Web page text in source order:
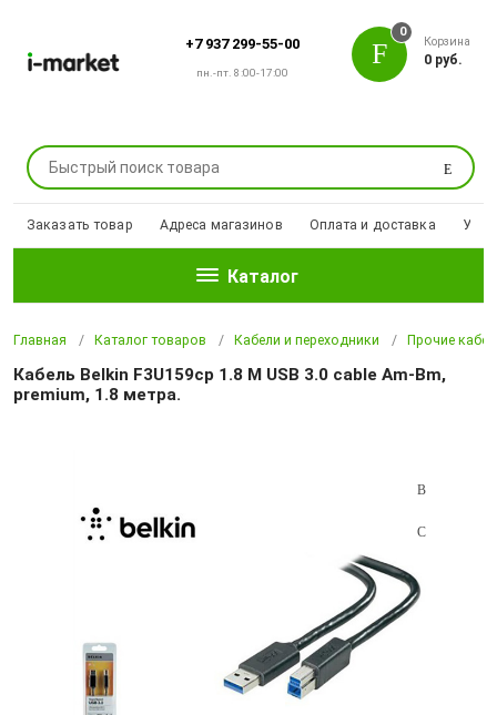
+7 937 299-55-00
пн.-пт. 8:00-17:00
Поиск
0
Корзина
0 руб.
Заказать товар Адреса магазинов Оплата и доставка
Каталог
Главная Каталог товаров Кабели и переходники Прочие
Кабель Belkin F3U159cp 1.8 M USB 3.0 cable Am-Bm,
premium, 1.8 метра.